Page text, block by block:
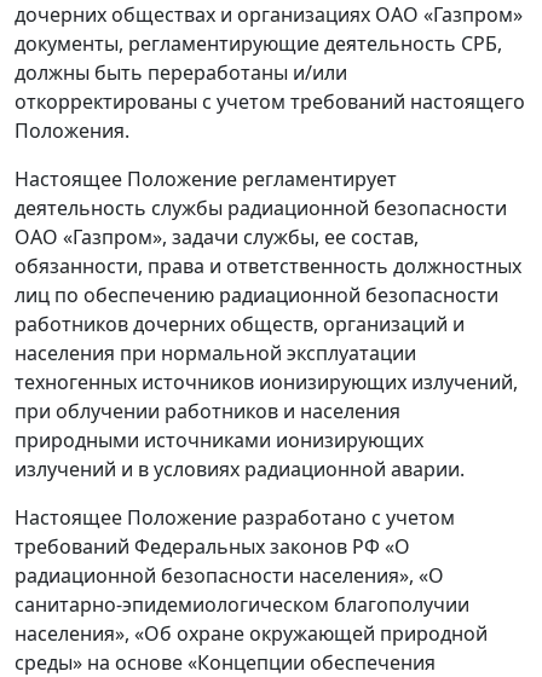
дочерних обществах и организациях ОАО «Газпром»
документы, регламентирующие деятельность СРБ,
должны быть переработаны и/или
откорректированы с учетом требований настоящего
Положения.
Настоящее Положение регламентирует
деятельность службы радиационной безопасности
ОАО «Газпром», задачи службы, ее состав,
обязанности, права и ответственность должностных
лиц по обеспечению радиационной безопасности
работников дочерних обществ, организаций и
населения при нормальной эксплуатации
техногенных источников ионизирующих излучений,
при облучении работников и населения
природными источниками ионизирующих
излучений и в условиях радиационной аварии.
Настоящее Положение разработано с учетом
требований Федеральных законов РФ «О
радиационной безопасности населения», «О
санитарно-эпидемиологическом благополучии
населения», «Об охране окружающей природной
среды» на основе «Концепции обеспечения